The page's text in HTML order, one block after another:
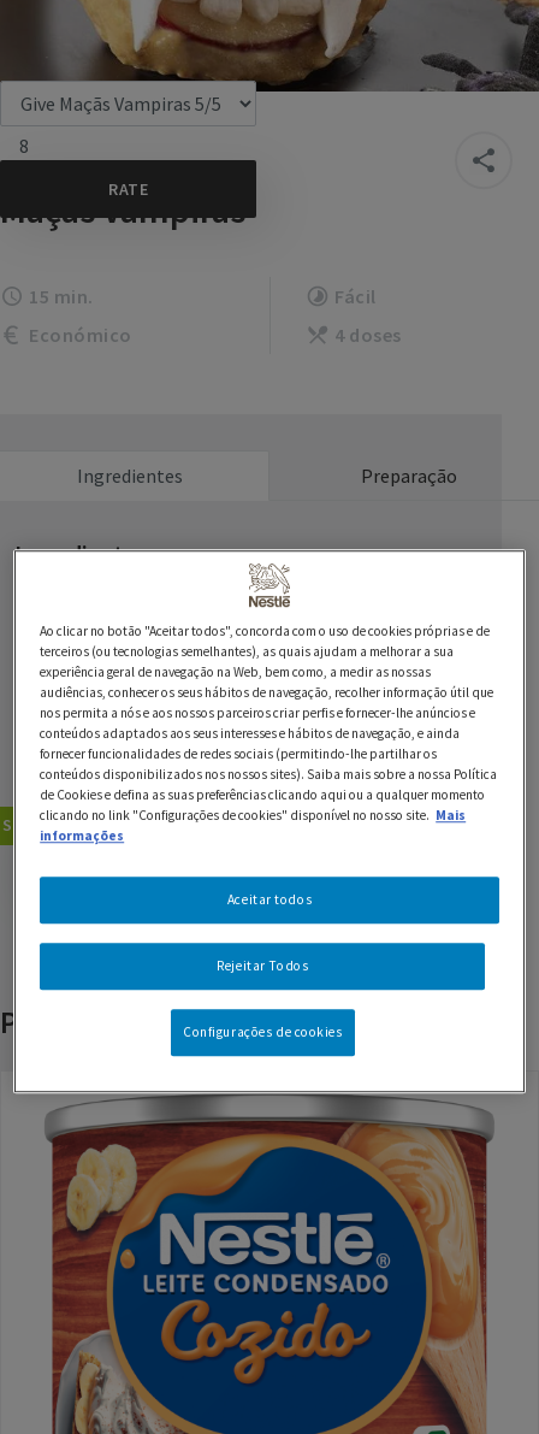
8
Maçãs Vampiras
15 min.
Fácil
Económico
4 doses
Ingredientes Preparação
Ingredientes
1 lata de Leite Condensado Cozido NESTLÉ
4 maçãs vermelhas
4 paus de espetadas
marshmallows para os dentes (ou dentes de vampiro
de plástico) q.b.
Sobremesas Receitas com Leite Condensado
Produtos relacionados
Ao clicar no botão "Aceitar todos", concorda com o uso de cookies próprias e de
terceiros (ou tecnologias semelhantes), as quais ajudam a melhorar a sua
experiência geral de navegação na Web, bem como, a medir as nossas
audiências, conhecer os seus hábitos de navegação, recolher informação útil que
nos permita a nós e aos nossos parceiros criar perfis e fornecer-lhe anúncios e
conteúdos adaptados aos seus interesses e hábitos de navegação, e ainda
fornecer funcionalidades de redes sociais (permitindo-lhe partilhar os
conteúdos disponibilizados nos nossos sites). Saiba mais sobre a nossa Política
de Cookies e defina as suas preferências clicando aqui ou a qualquer momento
clicando no link "Configurações de cookies" disponível no nosso site. Mais
informações
Rejeitar Todos
Aceitar todos
Configurações de cookies